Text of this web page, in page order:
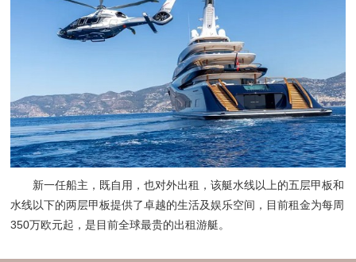
新一任船主，既自用，也对外出租，该艇水线以上的五层甲板和
水线以下的两层甲板提供了卓越的生活及娱乐空间，目前租金为每周
350万欧元起，是目前全球最贵的出租游艇。